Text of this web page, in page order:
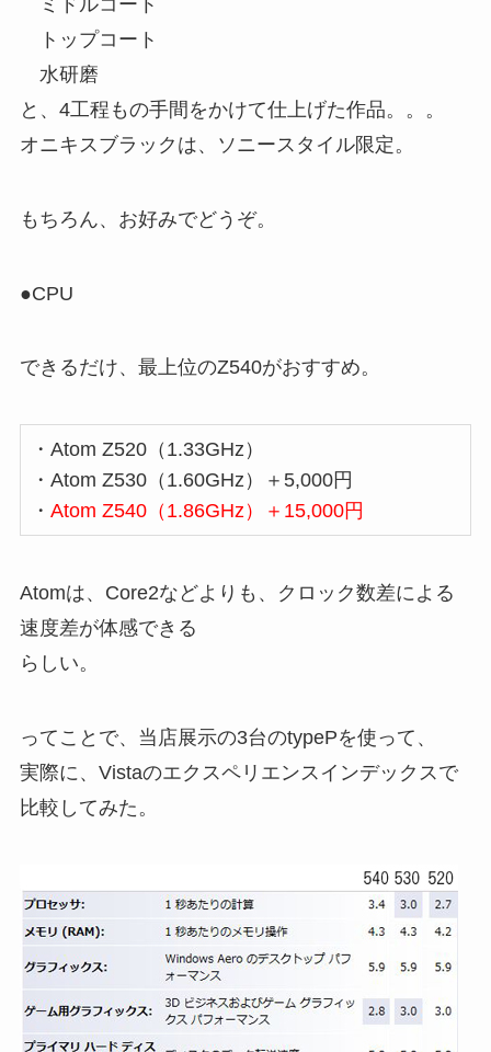
トップコート
水研磨
と、4工程もの手間をかけて仕上げた作品。。。
オニキスブラックは、ソニースタイル限定。
もちろん、お好みでどうぞ。
●CPU
できるだけ、最上位のZ540がおすすめ。
・Atom Z520（1.33GHz）
・Atom Z530（1.60GHz）＋5,000円
・ Atom Z540（1.86GHz）＋15,000円
Atomは、Core2などよりも、クロック数差による
速度差が体感できる
らしい。
ってことで、当店展示の3台のtypePを使って、
実際に、Vistaのエクスペリエンスインデックスで
比較してみた。